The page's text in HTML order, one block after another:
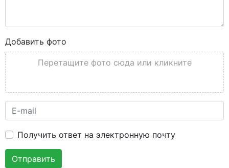
Добавить фото
Перетащите фото сюда или кликните
Получить ответ на электронную почту
Отправить